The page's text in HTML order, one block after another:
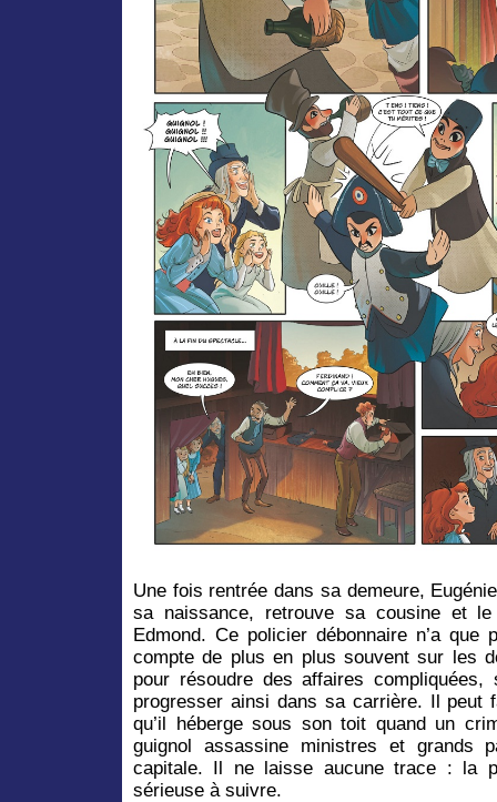
Une fois rentrée dans sa demeure,
sa naissance, retrouve sa cousine et
Edmond. Ce policier débonnaire n’a
compte de plus en plus souvent sur les
pour résoudre des affaires
progresser ainsi dans sa carrière. Il peut
qu’il héberge sous son toit quand un
guignol assassine ministres et grands
capitale. Il ne laisse aucune trace : la
sérieuse à suivre.